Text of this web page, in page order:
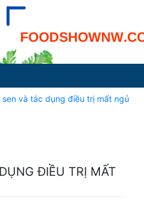
sen và tác dụng điều trị mất ngủ
ĐIỀU TRỊ MẤT